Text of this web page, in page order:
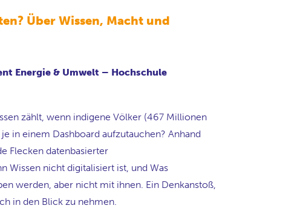
Über Wissen, Macht und
Energie & Umwelt – Hochschule
zählt, wenn indigene Völker (467 Millionen
in einem Dashboard aufzutauchen? Anhand
Flecken datenbasierter
Wissen nicht digitalisiert ist, und Was
werden, aber nicht mit ihnen. Ein Denkanstoß,
in den Blick zu nehmen.